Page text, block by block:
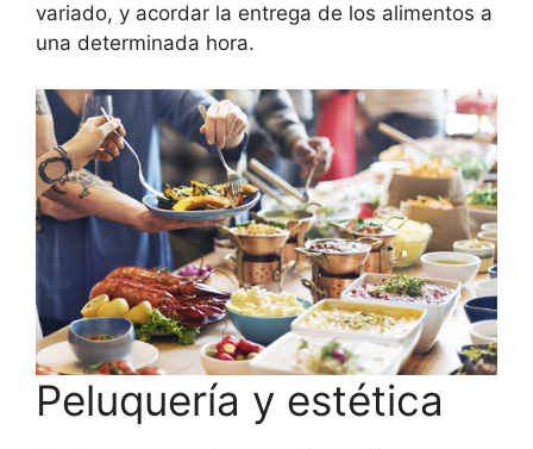
variado, y acordar la entrega de los alimentos a
una determinada hora.
Peluquería y estética